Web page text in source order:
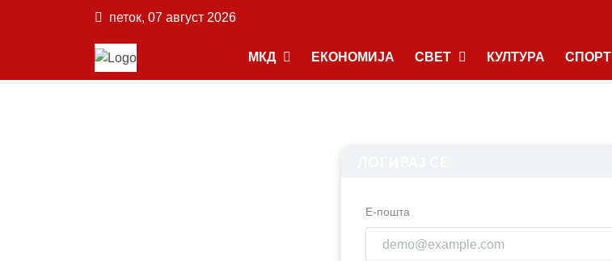
петок, 07 август 2026
МКД ЕКОНОМИЈА СВЕТ КУЛТУРА СПОРТ
Е-пошта